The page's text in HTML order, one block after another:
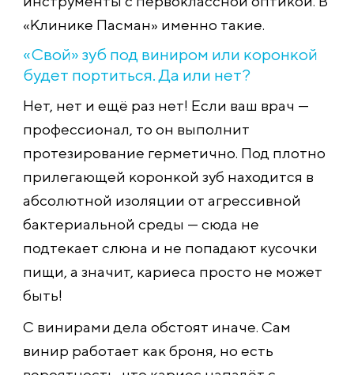
«Клинике Пасман» именно такие.
«Свой» зуб под виниром или коронкой
будет портиться. Да или нет?
Нет, нет и ещё раз нет! Если ваш врач —
профессионал, то он выполнит
протезирование герметично. Под плотно
прилегающей коронкой зуб находится в
абсолютной изоляции от агрессивной
бактериальной среды — сюда не
подтекает слюна и не попадают кусочки
пищи, а значит, кариеса просто не может
быть!
С винирами дела обстоят иначе. Сам
винир работает как броня, но есть